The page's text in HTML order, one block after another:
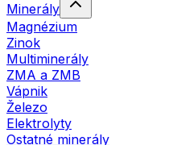
Minerály
Magnézium
Zinok
Multiminerály
ZMA a ZMB
Vápnik
Železo
Elektrolyty
Ostatné minerály